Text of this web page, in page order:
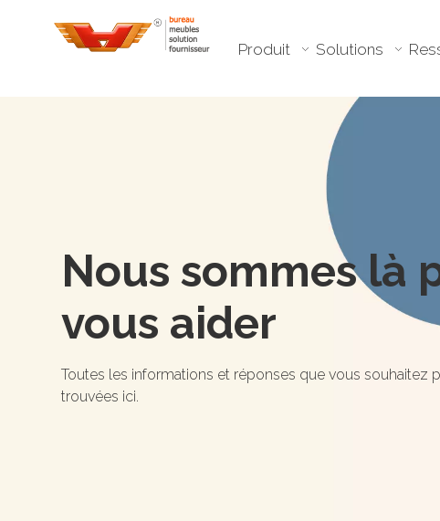
Produit Solutions
Nous sommes là
vous aider
Toutes les informations et réponses que vous souhaitez
trouvées ici.